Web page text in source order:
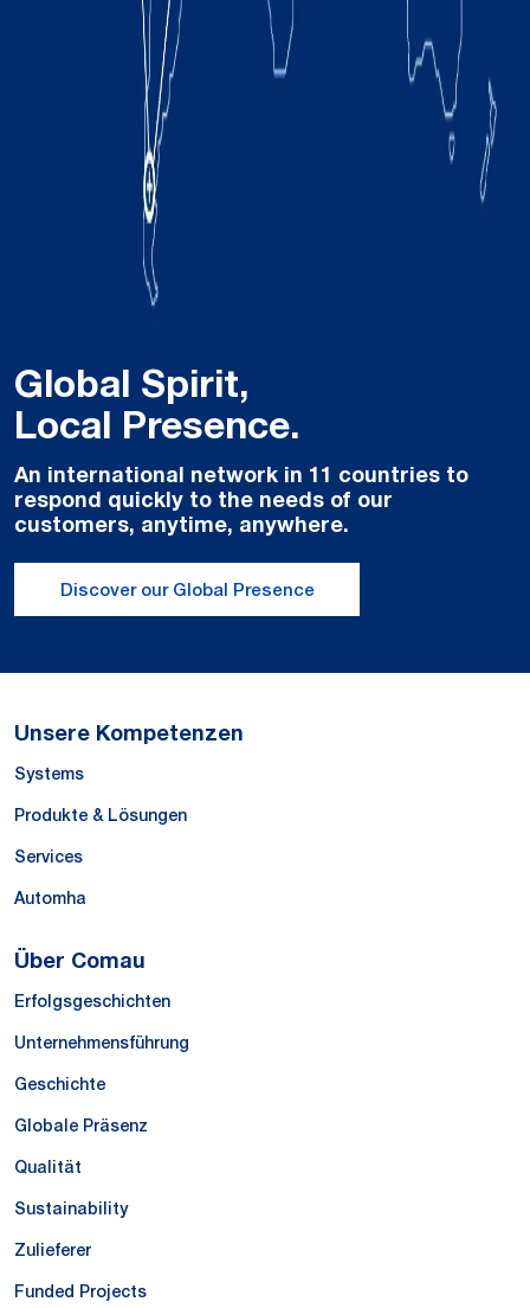
Global Spirit,
Local Presence.
An international network in 11 countries to
respond quickly to the needs of our
customers, anytime, anywhere.
Discover our Global Presence
Unsere Kompetenzen
Systems
Produkte & Lösungen
Services
Automha
Über Comau
Erfolgsgeschichten
Unternehmensführung
Geschichte
Globale Präsenz
Qualität
Sustainability
Zulieferer
Funded Projects